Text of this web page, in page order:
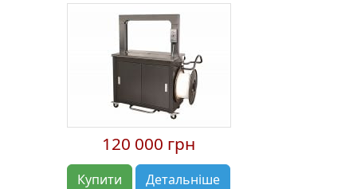
120 000 грн
Купити Детальніше